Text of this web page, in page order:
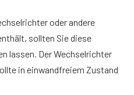
oder andere
sollten Sie diese
lassen. Der Wechselrichter
in einwandfreiem Zustand